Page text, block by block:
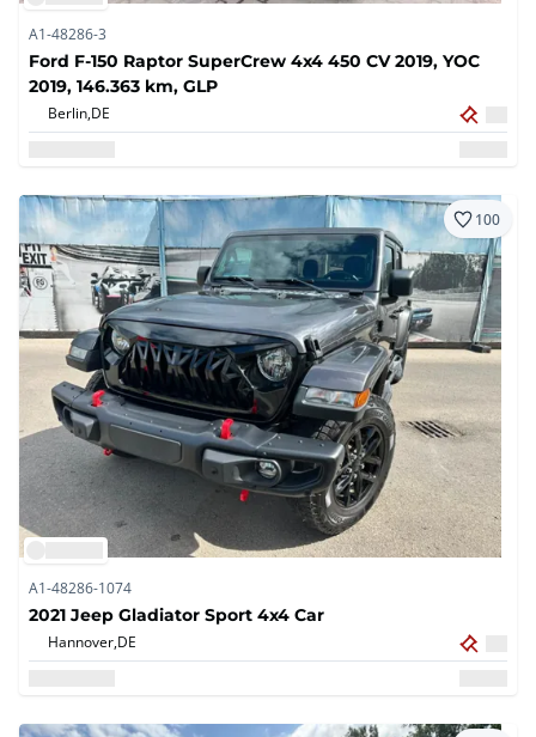
A1-48286-3
Ford F-150 Raptor SuperCrew 4x4 450 CV 2019, YOC
2019, 146.363 km, GLP
Berlin,DE
100
A1-48286-1074
2021 Jeep Gladiator Sport 4x4 Car
Hannover,DE